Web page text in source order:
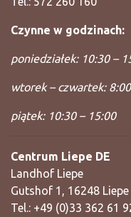
Czynne w godzinach:
poniedziałek: 10:30 –
wtorek – czwartek:
piątek: 10:30 – 15:00
Centrum Liepe DE
Landhof Liepe
Gutshof 1, 16248 Liepe
Tel.: +49 (0)33 362 61